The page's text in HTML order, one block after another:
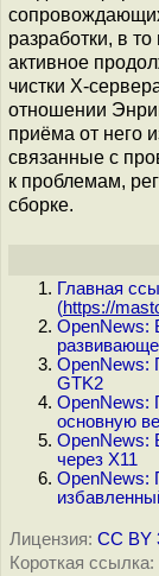
разработки, в
активное
чистки X-
отношении
приёма от него
связанные с
к проблемам,
сборке.
Главная
(https://
OpenNews:
OpenNews:
GTK2
OpenNews:
основную
OpenNews:
через X11
OpenNews:
Лицензия: CC BY
Короткая